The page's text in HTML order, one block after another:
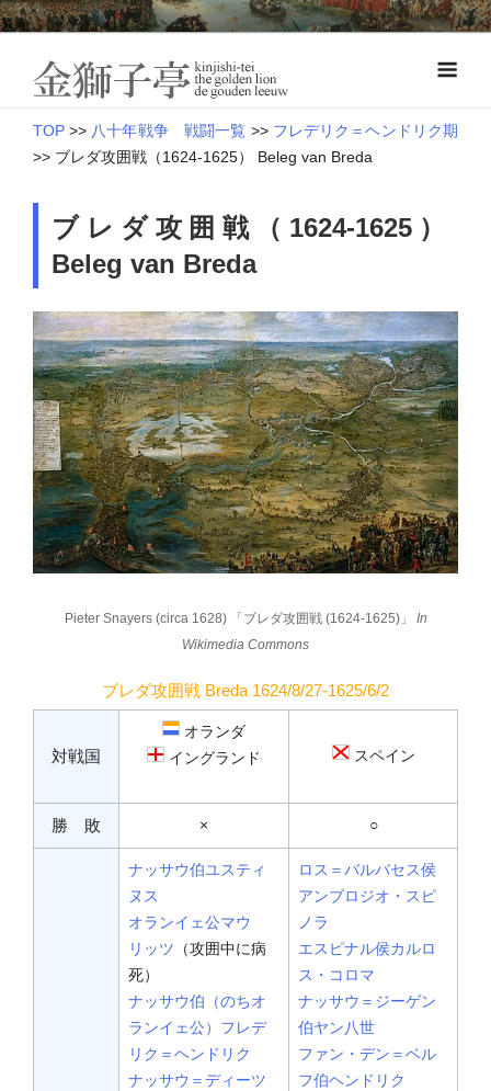
Skip
to
content
オランダ近世史―八十年戦争とナッサウ伯の軍制改革
金獅子亭 本
TOP >> 八十年戦争 戦闘一覧 >> フレデリク＝ヘンドリク期
>> ブレダ攻囲戦（1624-1625） Beleg van Breda
ブレダ攻囲戦（1624-1625）
Beleg van Breda
Pieter Snayers (circa 1628) 「ブレダ攻囲戦 (1624-1625)」
In
Wikimedia Commons
ブレダ攻囲戦 Breda 1624/8/27-1625/6/2
対戦国
オランダ
イングランド
スペイン
勝 敗 × ○
ナッサウ伯ユスティ
ヌス
オランイェ公マウ
リッツ （攻囲中に病
死）
ナッサウ伯（のちオ
ランイェ公）フレデ
リク＝ヘンドリク
ナッサウ＝ディーツ
ロス＝バルバセス侯
アンブロジオ・スピ
ノラ
エスピナル侯カルロ
ス・コロマ
ナッサウ＝ジーゲン
伯ヤン八世
ファン・デン＝ベル
フ伯ヘンドリク